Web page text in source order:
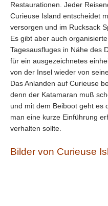
Restaurationen. Jeder
Curieuse Island entscheidet
versorgen und im Rucksack
Es gibt aber auch
Tagesausfluges in Nähe des
für ein ausgezeichnetes
von der Insel wieder von
Das Anlanden auf Curieuse
denn der Katamaran muß
und mit dem Beiboot geht es
man eine kurze Einführung
verhalten sollte.
Bilder von Curieuse